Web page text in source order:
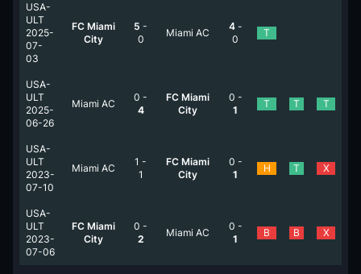
USA-
ULT
2025-
07-
03
FC Miami
City
5 -
0
Miami AC
4 -
0
T
USA-
ULT
2025-
06-26
Miami AC
0 -
4
FC Miami
City
0 -
1
T T T
USA-
ULT
2023-
07-10
Miami AC
1 -
1
FC Miami
City
0 -
1
H T X
USA-
ULT
2023-
07-06
FC Miami
City
0 -
2
Miami AC
0 -
1
B B X